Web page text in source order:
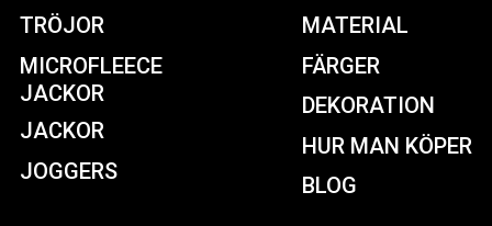
TRÖJOR
MICROFLEECE
JACKOR
JACKOR
JOGGERS
MATERIAL
FÄRGER
DEKORATION
HUR MAN KÖPER
BLOG